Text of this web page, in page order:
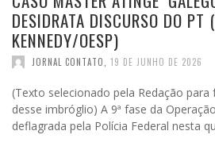
DESIDRATA DISCURSO DO PT
KENNEDY/OESP)
JORNAL CONTATO, 19 DE JUNHO DE 2026
(Texto selecionado pela Redação
desse imbróglio) A 9ª fase da
deflagrada pela Polícia Federal nesta